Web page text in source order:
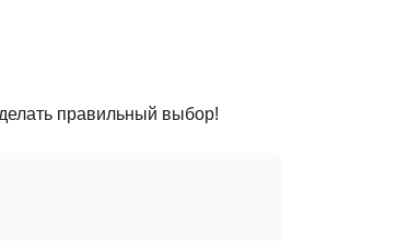
правильный выбор!